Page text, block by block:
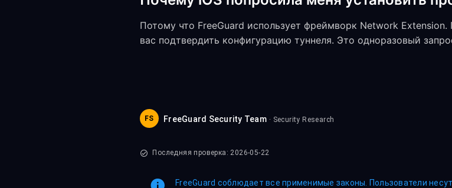
Потому что FreeGuard использует фреймворк Network
вас подтвердить конфигурацию туннеля. Это одноразовый
FS FreeGuard Security Team · Security Research
Последняя проверка: 2026-05-22
FreeGuard соблюдает все применимые законы. Пользователи